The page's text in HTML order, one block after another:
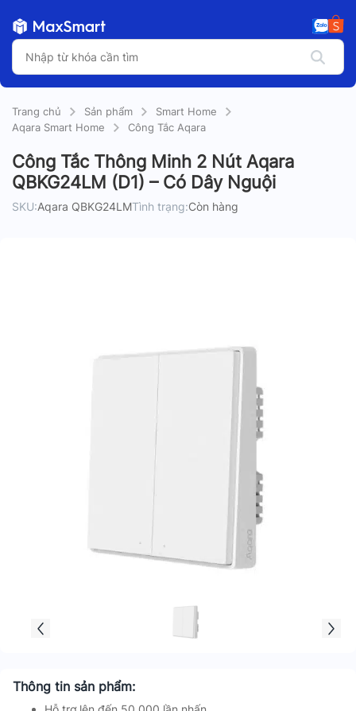
Trang chủ Sản phẩm
Smart Home
Aqara Smart Home
Công Tắc Aqara
Công Tắc Thông Minh 2 Nút Aqara
QBKG24LM (D1) – Có Dây Nguội
SKU:Aqara QBKG24LMTình trạng:Còn hàng
Thông tin sản phẩm: